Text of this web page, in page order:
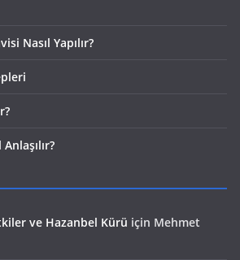
Nasıl Yapılır?
ve Hazanbel Kürü için Mehmet